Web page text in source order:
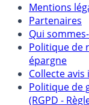
Mentions
Partenaires
Qui
Politique de
épargne
Collecte
Politique de
(RGPD -